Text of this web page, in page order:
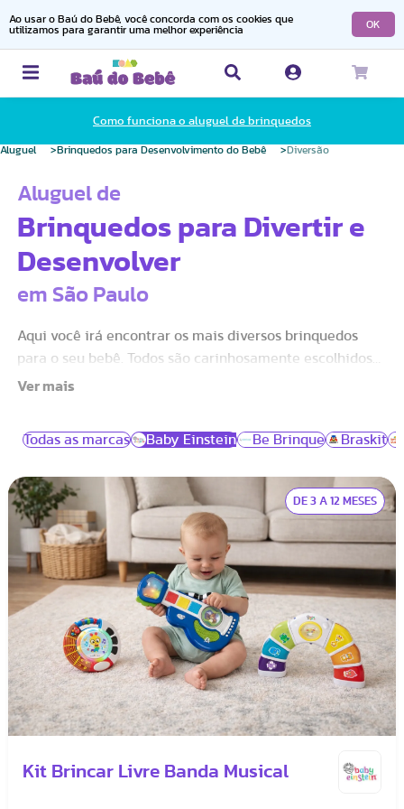
Ao usar o Baú do Bebê, você concorda com os cookies que
utilizamos para garantir uma melhor experiência
OK
Como funciona o aluguel de brinquedos
Aluguel Brinquedos para Desenvolvimento do Bebê Diversão
Aluguel de
Brinquedos para Divertir e
Desenvolver
em São Paulo
Aqui você irá encontrar os mais diversos brinquedos
para o seu bebê. Todos são carinhosamente escolhidos
para estimular os bebês de acordo com a fase que estão,
Todas as marcas
Baby Einstein Be Brinque Braskit
DE 3 A 12 MESES
Kit Brincar Livre Banda Musical